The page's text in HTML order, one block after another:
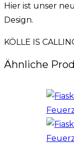
Hier ist unser
Design.
KÖLLE IS
Ähnliche